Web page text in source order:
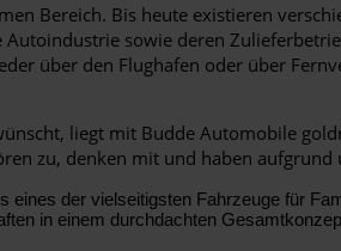
Bereich. Bis heute existieren
sowie deren
über den Flughafen oder über
liegt mit Budde Automobile
zu, denken mit und haben
der vielseitigsten Fahrzeuge für
in einem durchdachten